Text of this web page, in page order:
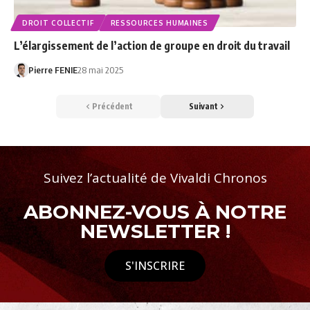
DROIT COLLECTIF RESSOURCES HUMAINES
L’élargissement de l’action de groupe en droit du travail
Pierre FENIE28 mai 2025
Précédent Suivant
Suivez l’actualité de Vivaldi Chronos
ABONNEZ-VOUS À NOTRE
NEWSLETTER !
S'INSCRIRE